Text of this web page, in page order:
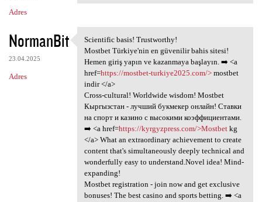
Adres
NormanBit
23.04.2025
Adres
Scientific basis! Trustworthy
Scientific basis! Trustworthy!
Mostbet Türkiye'nin en güvenilir bahis sitesi!
Hemen giriş yapın ve kazanmaya başlayın. ➡️ <a
href=https://mostbet-turkiye2025.com/>mostbet
indir </a>
Cross-cultural! Worldwide wisdom! Mostbet
Кыргызстан - лучший букмекер онлайн! Ставки
на спорт и казино с высокими коэффициентами.
➡️ <a href=https://kyrgyzpress.com/>Mostbetkg
</a> What an extraordinary achievement to create
content that's simultaneously deeply technical and
wonderfully easy to understand.Novel idea! Mind-
expanding!
Mostbet registration - join now and get exclusive
bonuses! The best casino and sports betting. ➡️ <a